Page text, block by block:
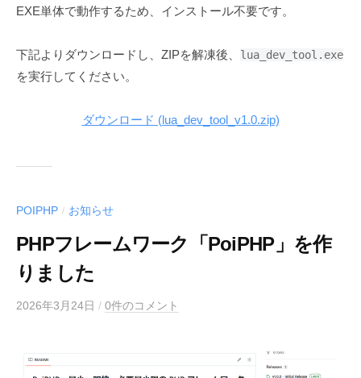
EXE単体で動作するため、インストール不要です。
下記よりダウンロードし、ZIPを解凍後、 lua_dev_tool.exe
を実行してください。
ダウンロード (lua_dev_tool_v1.0.zip)
POIPHP / お知らせ
PHPフレームワーク「PoiPHP」を作
りました
2026年3月24日 / 0件のコメント